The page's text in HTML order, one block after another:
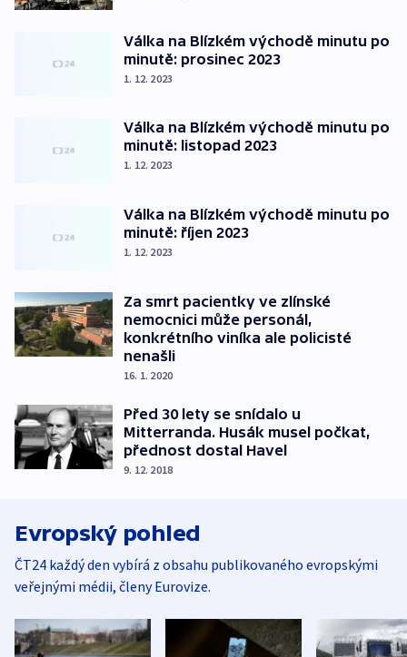
Válka na Blízkém východě minutu po
minutě: prosinec 2023
1. 12. 2023
Válka na Blízkém východě minutu po
minutě: listopad 2023
1. 12. 2023
Válka na Blízkém východě minutu po
minutě: říjen 2023
1. 12. 2023
Za smrt pacientky ve zlínské
nemocnici může personál,
konkrétního viníka ale policisté
nenašli
16. 1. 2020
Před 30 lety se snídalo u
Mitterranda. Husák musel počkat,
přednost dostal Havel
9. 12. 2018
Evropský pohled
ČT24 každý den vybírá z obsahu publikovaného evropskými
veřejnými médii, členy Eurovize.